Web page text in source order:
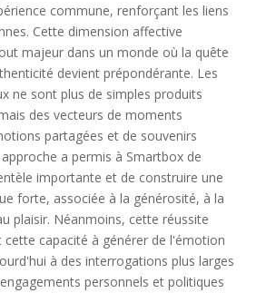
commune, renforçant les liens
Cette dimension affective
majeur dans un monde où la quête
devient prépondérante. Les
ne sont plus de simples produits
des vecteurs de moments
partagées et de souvenirs
a permis à Smartbox de
importante et de construire une
forte, associée à la générosité, à la
plaisir. Néanmoins, cette réussite
cette capacité à générer de l'émotion
à des interrogations plus larges
personnels et politiques